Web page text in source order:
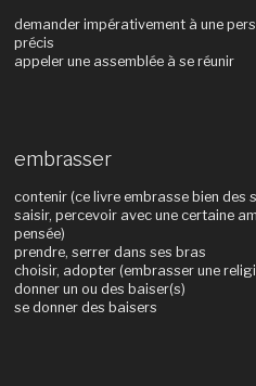
demander impérativement à une
précis
appeler une assemblée à se réunir
embrasser
contenir (ce livre embrasse bien des
saisir, percevoir avec une certaine
pensée)
prendre, serrer dans ses bras
choisir, adopter (embrasser une
donner un ou des baiser(s)
se donner des baisers